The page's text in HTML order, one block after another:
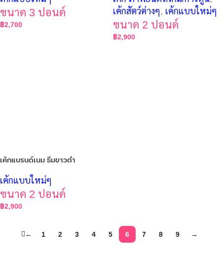
ขนาด 3 ปอนด์
฿2,700
เค้กสัตว์ต่างๆ, เค้กแบบใหม่ๆ
ขนาด 2 ปอนด์
฿2,900
เค้กแบรนด์เนม ธีมขาวดำ
เค้กแบบใหม่ๆ
ขนาด 2 ปอนด์
฿2,900
← 1 2 3 4 5 6 7 8 9 →